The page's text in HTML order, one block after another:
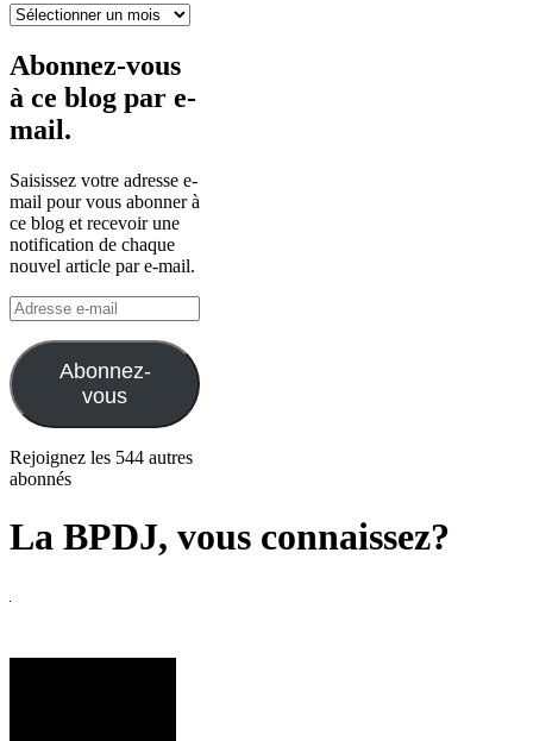
Archives
Abonnez-vous
à ce blog par e-
mail.
Saisissez votre adresse e-
mail pour vous abonner à
ce blog et recevoir une
notification de chaque
nouvel article par e-mail.
Adresse
e-
mail
Abonnez-
vous
Rejoignez les 544 autres
abonnés
La BPDJ, vous connaissez?